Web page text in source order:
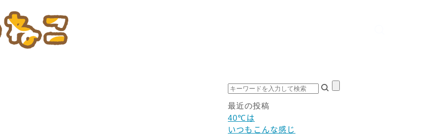
最近の投稿
40℃は
いつもこんな感じ